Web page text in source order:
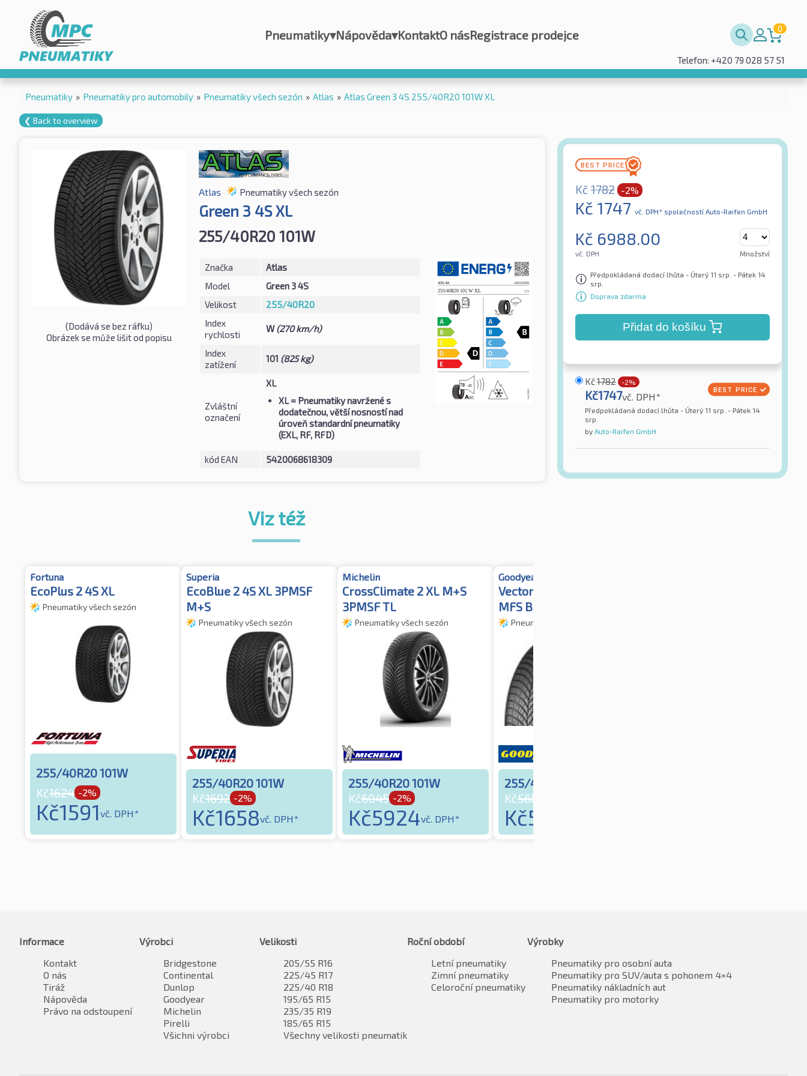
Pneumatiky▾Nápověda▾KontaktO násRegistrace prodejce 0
Telefon: +420 79 028 57 51
Pneumatiky » Pneumatiky pro automobily » Pneumatiky všech sezón » Atlas » Atlas Green 3 4S 255/40R20 101W XL
❮ Back to overview
(Dodává se bez ráfku)
Obrázek se může lišit od popisu
Atlas Pneumatiky všech sezón
Green 3 4S XL
255/40R20 101W
Značka
Atlas
Model
Green 3 4S
Velikost
255/40R20
Index
rychlosti
W(270 km/h)
Index
zatížení
101 (825 kg)
Zvláštní
označení
XL
XL= Pneumatiky navržené s
dodatečnou, větší nosností nad
úroveň standardní pneumatiky
(EXL, RF, RFD)
kód EAN 5420068618309
Kč 1782 -2%
Kč 1747 vč. DPH* společností Auto-Raifen GmbH
Kč 6988.00
vč. DPH Množství
Předpokládaná dodací lhůta - Úterý 11 srp. - Pátek 14
srp.
Doprava zdarma
Přidat do košíku
Kč1782 -2%
Kč1747vč. DPH*
Předpokládaná dodací lhůta - Úterý 11 srp. - Pátek 14
srp.
by Auto-Raifen GmbH
Viz též
Fortuna
EcoPlus 2 4S XL
Pneumatiky všech sezón
255/40R20 101W
Kč1624 -2%
Kč1591vč. DPH*
Superia
EcoBlue 2 4S XL 3PMSF
M+S
Pneumatiky všech sezón
255/40R20 101W
Kč1692 -2%
Kč1658vč. DPH*
Michelin
CrossClimate 2 XL M+S
3PMSF TL
Pneumatiky všech sezón
255/40R20 101W
Kč6045 -2%
Kč5924vč. DPH*
Goodyear
Vector 4Seasons Gen-3 XL
MFS BSW 3PMSF
Pneumatiky všech sezón
255/40R20 101W
Kč5682
Kč5568
Informace
Kontakt
O nás
Tiráž
Nápověda
Právo na odstoupení
Výrobci
Bridgestone
Continental
Dunlop
Goodyear
Michelin
Pirelli
Všichni výrobci
Velikosti
205/55 R16
225/45 R17
225/40 R18
195/65 R15
235/35 R19
185/65 R15
Všechny velikosti pneumatik
Roční období
Letní pneumatiky
Zimní pneumatiky
Celoroční pneumatiky
Výrobky
Pneumatiky pro osobní auta
Pneumatiky pro SUV/auta s pohonem 4×4
Pneumatiky nákladních aut
Pneumatiky pro motorky